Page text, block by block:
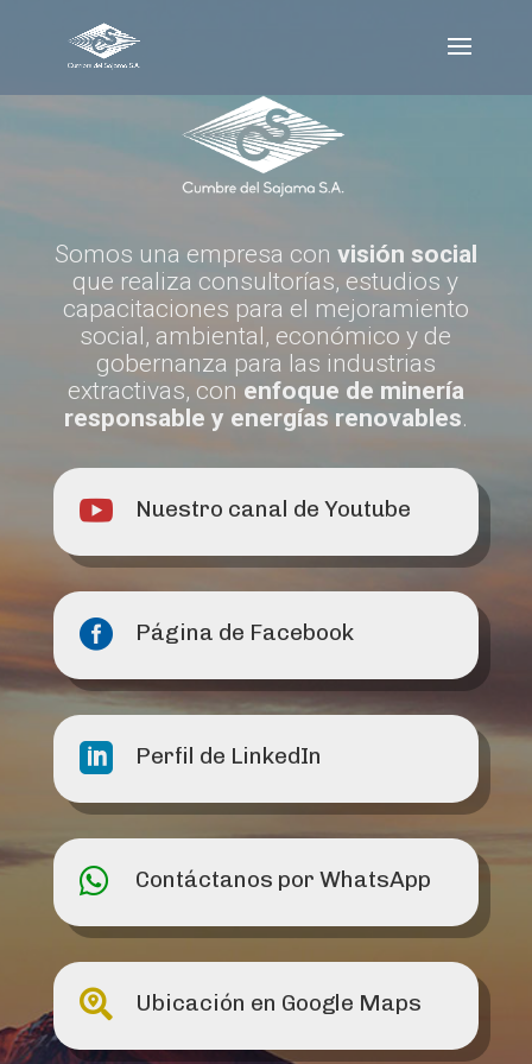
Somos una empresa con visión social
que realiza consultorías, estudios y
capacitaciones para el mejoramiento
social, ambiental, económico y de
gobernanza para las industrias
extractivas, con enfoque de minería
responsable y energías renovables.
 Nuestro canal de Youtube
 Página de Facebook
 Perfil de LinkedIn
 Contáctanos por WhatsApp
 Ubicación en Google Maps